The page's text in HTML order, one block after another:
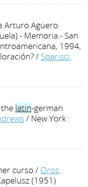
Arturo Agüero
Memoria.- San
1994,
/ Sparisci,
latin-german
/ New York :
curso / Oroz,
(1951)